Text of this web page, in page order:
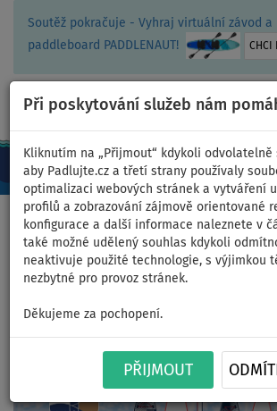
Soutěž pokračuje - Vyhraj virtuální závod a
paddleboard PADDLENAUT!
CHCI
Při poskytování služeb nám
Kliknutím na „Přijmout“ kdykoli
aby Padlujte.cz a třetí strany používaly
optimalizaci webových stránek a vytváření
profilů a zobrazování zájmově orientované
konfigurace a další informace naleznete v
také možné udělený souhlas kdykoli
neaktivuje použité technologie, s výjimkou
nezbytné pro provoz stránek.
Děkujeme za pochopení.
PŘIJMOUT
CZ/Kč +420 467
Domů >Nafukovací paddleboardy >AQUA
Nafukovací
AQUA MARINA -